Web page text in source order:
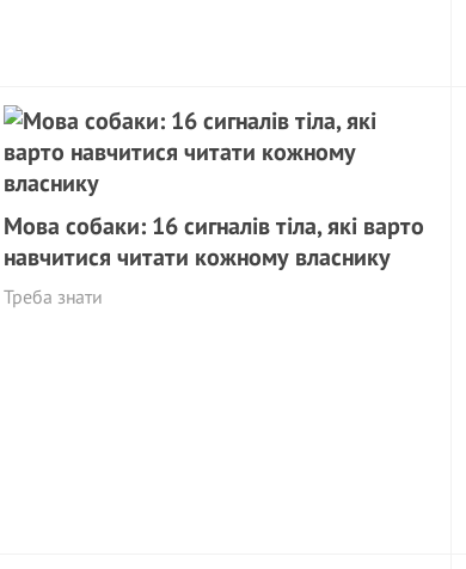
Мова собаки: 16 сигналів тіла, які варто
навчитися читати кожному власнику
Треба знати